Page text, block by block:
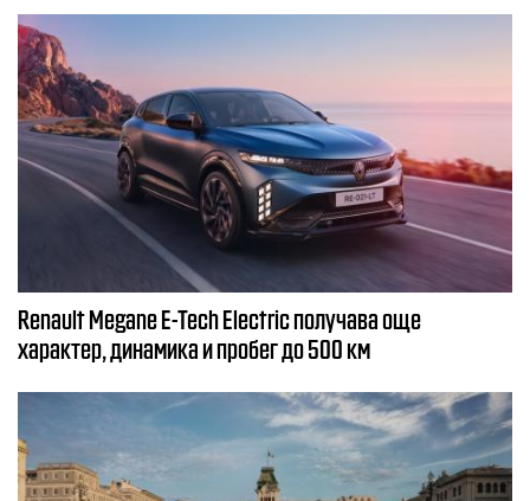
Renault Megane E-Tech Electric получава още
характер, динамика и пробег до 500 км